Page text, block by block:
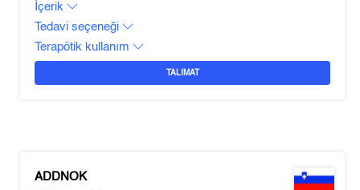
İçerik
Tedavi seçeneği
Terapötik kullanım
TALIMAT
ADDNOK